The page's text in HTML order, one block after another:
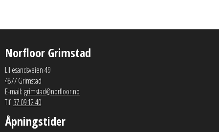
Norfloor Grimstad
Lillesandsveien 49
4877 Grimstad
E-mail:grimstad@norfloor.no
Tlf: 37 09 12 40
Åpningstider